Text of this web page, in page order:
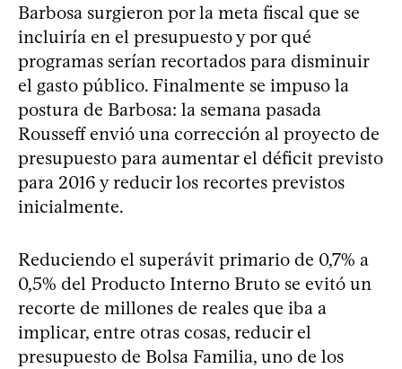
Barbosa surgieron por la meta fiscal que se
incluiría en el presupuesto y por qué
programas serían recortados para disminuir
el gasto público. Finalmente se impuso la
postura de Barbosa: la semana pasada
Rousseff envió una corrección al proyecto de
presupuesto para aumentar el déficit previsto
para 2016 y reducir los recortes previstos
inicialmente.
Reduciendo el superávit primario de 0,7% a
0,5% del Producto Interno Bruto se evitó un
recorte de millones de reales que iba a
implicar, entre otras cosas, reducir el
presupuesto de Bolsa Familia, uno de los